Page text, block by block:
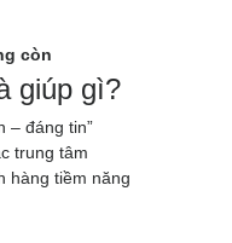
còn
giúp gì?
– đáng tin”
trung tâm
hàng tiềm năng